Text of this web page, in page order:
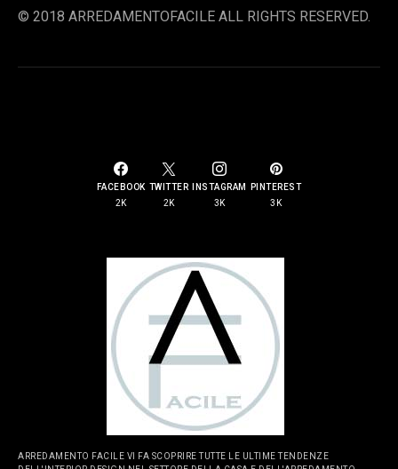
© 2018 ARREDAMENTOFACILE ALL RIGHTS RESERVED.
FACEBOOK
2K
TWITTER
2K
INSTAGRAM
3K
PINTEREST
3K
ARREDAMENTO FACILE VI FA SCOPRIRE TUTTE LE ULTIME TENDENZE